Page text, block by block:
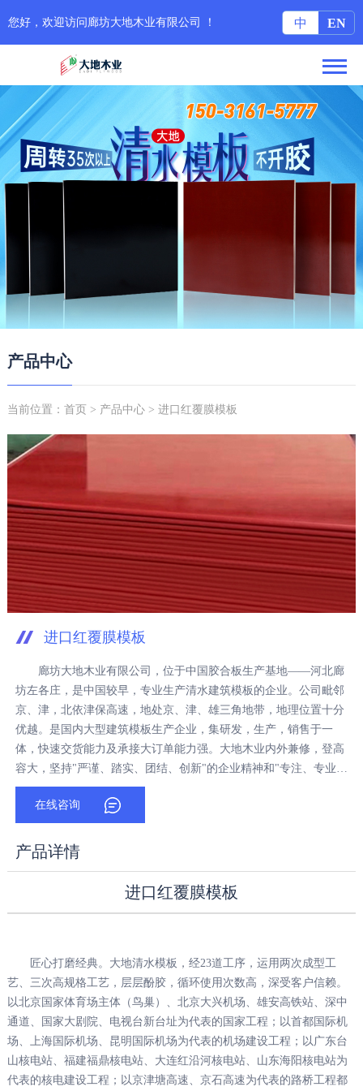
您好，欢迎访问廊坊大地木业有限公司 ！ 中 EN
产品中心
当前位置： 首页 > 产品中心> 进口红覆膜模板
进口红覆膜模板
廊坊大地木业有限公司，位于中国胶合板生产基地——河北廊
坊左各庄，是中国较早，专业生产清水建筑模板的企业。公司毗邻
京、津，北依津保高速，地处京、津、雄三角地带，地理位置十分
优越。是国内大型建筑模板生产企业，集研发，生产，销售于一
体，快速交货能力及承接大订单能力强。大地木业内外兼修，登高
容大，坚持"严谨、踏实、团结、创新"的企业精神和"专注、专业、
效率、效果"的企业宗旨，追求品质，走出了一条坚定执着的发展
之路。在线咨询
产品详情
进口红覆膜模板
匠心打磨经典。大地清水模板，经23道工序，运用两次成型工
艺、三次高规格工艺，层层酚胶，循环使用次数高，深受客户信赖。
以北京国家体育场主体（鸟巢）、北京大兴机场、雄安高铁站、深中
通道、国家大剧院、电视台新台址为代表的国家工程；以首都国际机
场、上海国际机场、昆明国际机场为代表的机场建设工程；以广东台
山核电站、福建福鼎核电站、大连红沿河核电站、山东海阳核电站为
代表的核电建设工程；以京津塘高速、京石高速为代表的路桥工程都